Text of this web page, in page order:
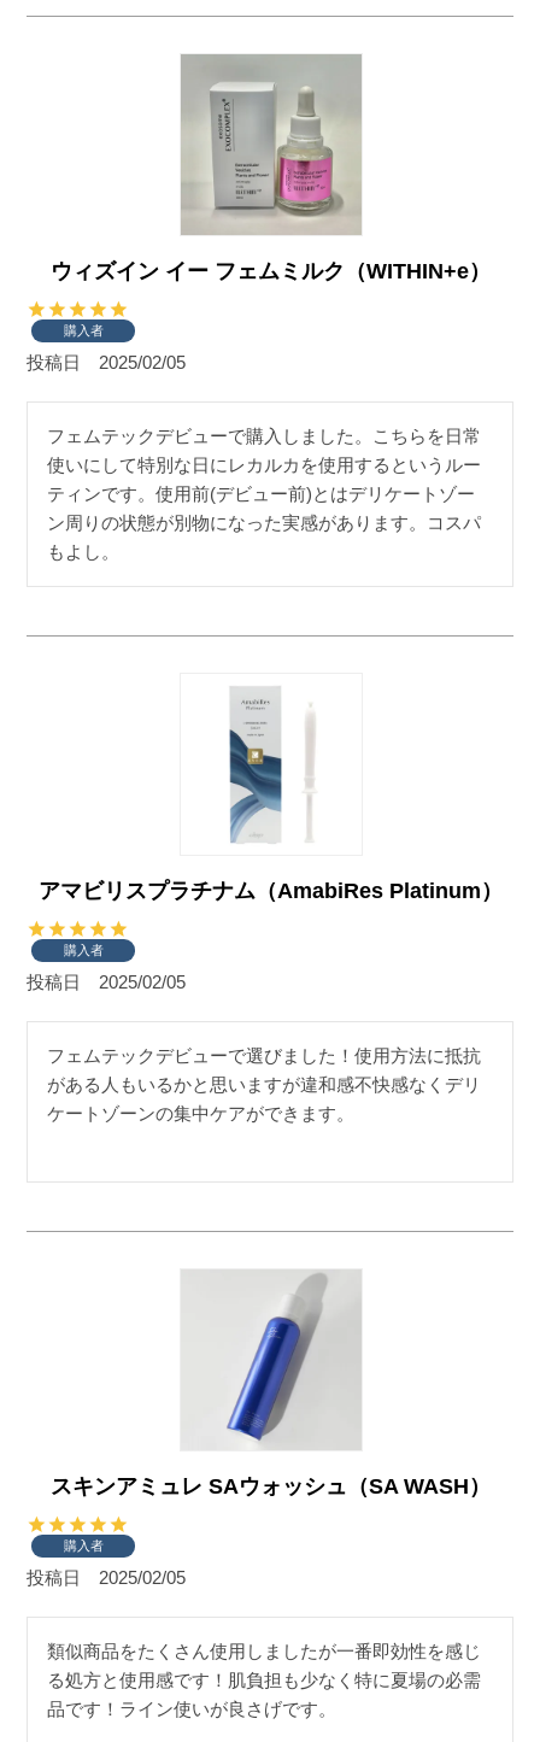
ウィズイン イー フェムミルク（WITHIN+e）
購入者
投稿日 2025/02/05
フェムテックデビューで購入しました。こちらを日常
使いにして特別な日にレカルカを使用するというルー
ティンです。使用前(デビュー前)とはデリケートゾー
ン周りの状態が別物になった実感があります。コスパ
もよし。
アマビリスプラチナム（AmabiRes Platinum）
購入者
投稿日 2025/02/05
フェムテックデビューで選びました！使用方法に抵抗
がある人もいるかと思いますが違和感不快感なくデリ
ケートゾーンの集中ケアができます。
スキンアミュレ SAウォッシュ（SA WASH）
購入者
投稿日 2025/02/05
類似商品をたくさん使用しましたが一番即効性を感じ
る処方と使用感です！肌負担も少なく特に夏場の必需
品です！ライン使いが良さげです。